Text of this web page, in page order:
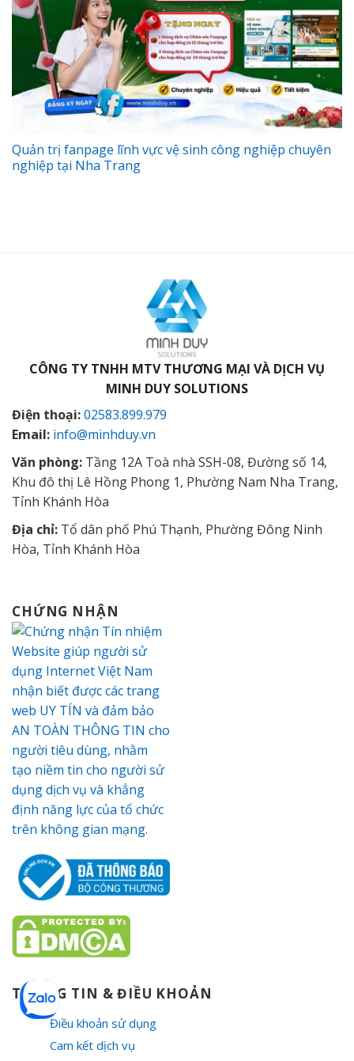
Quản trị fanpage lĩnh vực vệ sinh công nghiệp chuyên
nghiệp tại Nha Trang
CÔNG TY TNHH MTV THƯƠNG MẠI VÀ DỊCH VỤ
MINH DUY SOLUTIONS
Điện thoại:02583.899.979
Email: info@minhduy.vn
Văn phòng: Tầng 12A Toà nhà SSH-08, Đường số 14,
Khu đô thị Lê Hồng Phong 1, Phường Nam Nha Trang,
Tỉnh Khánh Hòa
Địa chỉ: Tổ dân phố Phú Thạnh, Phường Đông Ninh
Hòa, Tỉnh Khánh Hòa
CHỨNG NHẬN
THÔNG TIN & ĐIỀU KHOẢN
Điều khoản sử dụng
Cam kết dịch vụ